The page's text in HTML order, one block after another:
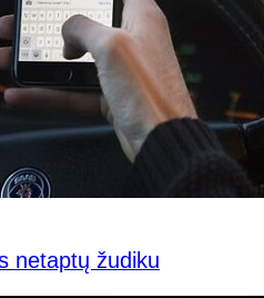
netaptų žudiku